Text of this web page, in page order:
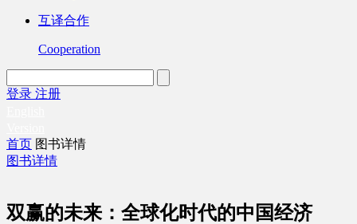
互译合作
Cooperation
登录 注册
首页 图书详情
图书详情
双赢的未来：全球化时代的中国经济